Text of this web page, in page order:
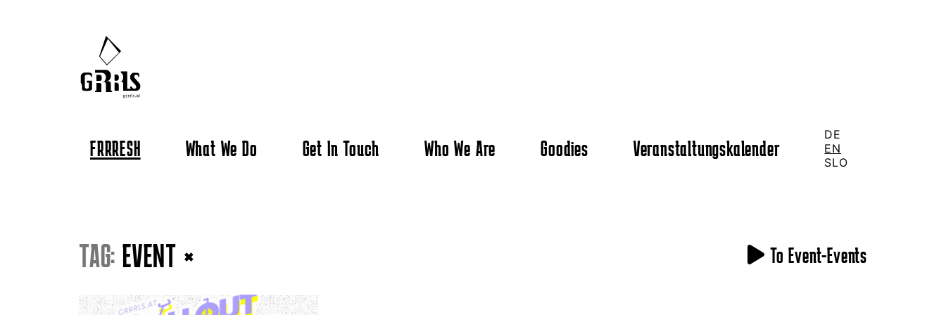
FRRRESH What We Do Get In Touch Who We Are Goodies Veranstaltungskalender
DE
EN
SLO
TAG: EVENT × To Event-Events